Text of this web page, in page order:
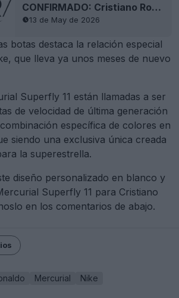
CONFIRMADO: Cristiano Ronaldo vuelve como embajador principal de Nike
13 de May de 2026
botas destaca la relación especial
que lleva ya unos meses de nuevo
Superfly 11 están llamadas a ser
de velocidad de última generación
específica de colores en
siendo una exclusiva única creada
la superestrella.
diseño personalizado en blanco y
Superfly 11 para Cristiano
en los comentarios de abajo.
Mercurial
Nike